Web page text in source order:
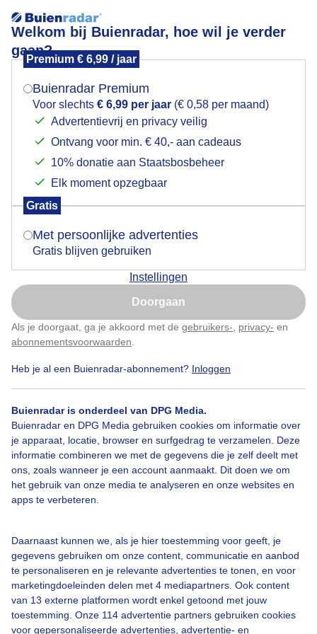
Welkom bij Buienradar, hoe wil je verder
gaan?
Premium € 6,99 / jaar
Buienradar Premium
Voor slechts € 6,99 per jaar (€ 0,58 per maand)
Advertentievrij en privacy veilig
Ontvang voor min. € 40,- aan cadeaus
10% donatie aan Staatsbosbeheer
Elk moment opzegbaar
Gratis
Met persoonlijke advertenties
Gratis blijven gebruiken
Instellingen
Doorgaan
Als je doorgaat, ga je akkoord met de gebruikers- privacy- en
abonnementsvoorwaarden
Heb je al een Buienradar-abonnement? Inloggen
Buienradar is onderdeel van DPG Media.
Buienradar en DPG Media gebruiken cookies om informatie over
je apparaat, locatie, browser en surfgedrag te verzamelen. Deze
informatie combineren we met de gegevens die je zelf deelt met
ons, zoals wanneer je een account aanmaakt. Dit doen we om
het gebruik van onze media te analyseren en onze websites en
apps te verbeteren.
Daarnaast kunnen we, als je hier toestemming voor geeft, je
gegevens gebruiken om onze content, communicatie en aanbod
te personaliseren en je relevante advertenties te tonen, en voor
marketingdoeleinden delen met 4 mediapartners. Ook content
van 13 externe platformen wordt enkel getoond met jouw
toestemming. Onze 114 advertentie partners gebruiken cookies
voor gepersonaliseerde advertenties, advertentie- en
veelwolken
Een moment geduld aub...
Populaire categorieën
Lente
Zomer
Over Buienradar
Bedrijfsgegevens
Veelgestelde vragen
Contact
Toegankelijkheid
Buienradar Team
Privacy beleid
Cookie beleid
Privacy instellingen
Mogen we je locatie gebruiken voor het
Indien je hier nog geen akkoord op hebt gegeven,
verschijnt er zo een pop-up uit je browser waarin
Is goed, toon de popup
Nu niet, misschien later
Klik hierom dit aan te passen